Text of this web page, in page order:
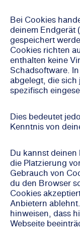
Bei Cookies
deinem Endgerät
gespeichert
Cookies richten
enthalten keine
Schadsoftware.
abgelegt, die sich
spezifisch
Dies bedeutet
Kenntnis von
Du kannst
die Platzierung
Gebrauch von
du den Browser
Cookies
Anbietern
hinweisen, dass
Webseite